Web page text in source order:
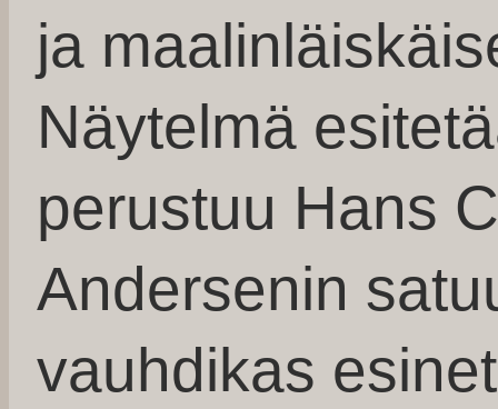
ja
Näytelmä
perustuu Hans
Andersenin
vauhdikas